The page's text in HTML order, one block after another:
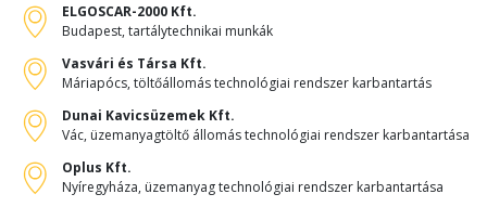
ELGOSCAR-2000 Kft.
Budapest, tartálytechnikai munkák
Vasvári és Társa Kft.
Máriapócs, töltőállomás technológiai rendszer karbantartás
Dunai Kavicsüzemek Kft.
Vác, üzemanyagtöltő állomás technológiai rendszer karbantartása
Oplus Kft.
Nyíregyháza, üzemanyag technológiai rendszer karbantartása